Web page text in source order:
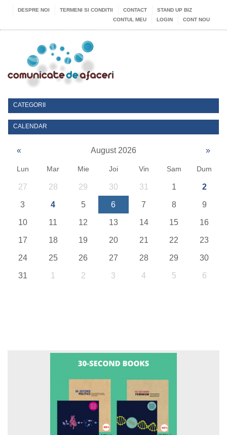
DESPRE NOI TERMENI SI CONDITII CONTACT
STAND UP BIZ
CONTUL MEU
LOGIN CONT NOU
CATEGORII
CALENDAR
« August 2026 »
Lun Mar Mie Joi Vin Sam Dum
27 28 29 30 31 1 2
3 4 5 6 7 8 9
10 11 12 13 14 15 16
17 18 19 20 21 22 23
24 25 26 27 28 29 30
31 1 2 3 4 5 6